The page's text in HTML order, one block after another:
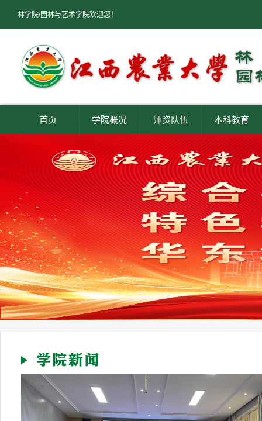
林学院/园林与艺术学院欢迎您！
首页 学院概况 师资队伍 本科教育